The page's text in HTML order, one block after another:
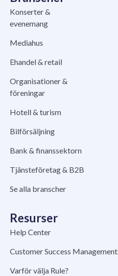
Konserter &
evenemang
Mediahus
Ehandel & retail
Organisationer &
föreningar
Hotell & turism
Bilförsäljning
Bank & finanssektorn
Tjänsteföretag & B2B
Se alla branscher
Resurser
Help Center
Customer Success Management
Varför välja Rule?